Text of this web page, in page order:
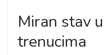
Miran stav
trenucima